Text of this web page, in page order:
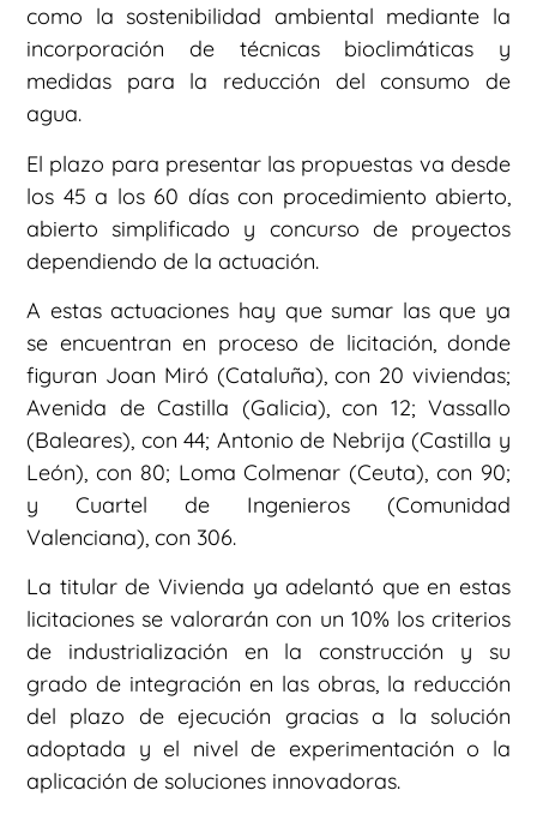
como la sostenibilidad ambiental mediante la
incorporación de técnicas bioclimáticas y
medidas para la reducción del consumo de
agua.
El plazo para presentar las propuestas va desde
los 45 a los 60 días con procedimiento abierto,
abierto simplificado y concurso de proyectos
dependiendo de la actuación.
A estas actuaciones hay que sumar las que ya
se encuentran en proceso de licitación, donde
figuran Joan Miró (Cataluña), con 20 viviendas;
Avenida de Castilla (Galicia), con 12; Vassallo
(Baleares), con 44; Antonio de Nebrija (Castilla y
León), con 80; Loma Colmenar (Ceuta), con 90;
y Cuartel de Ingenieros (Comunidad
Valenciana), con 306.
La titular de Vivienda ya adelantó que en estas
licitaciones se valorarán con un 10% los criterios
de industrialización en la construcción y su
grado de integración en las obras, la reducción
del plazo de ejecución gracias a la solución
adoptada y el nivel de experimentación o la
aplicación de soluciones innovadoras.